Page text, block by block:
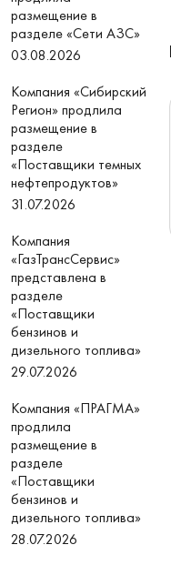
размещение в
разделе «Сети АЗС»
03.08.2026
Компания «Сибирский
Регион» продлила
размещение в
разделе
«Поставщики темных
нефтепродуктов»
31.07.2026
Компания
«ГазТрансСервис»
представлена в
разделе
«Поставщики
бензинов и
дизельного топлива»
29.07.2026
Компания «ПРАГМА»
продлила
размещение в
разделе
«Поставщики
бензинов и
дизельного топлива»
28.07.2026